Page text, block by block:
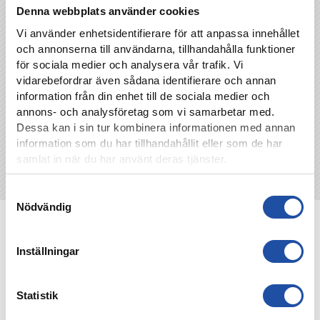
Denna webbplats använder cookies
Vi använder enhetsidentifierare för att anpassa innehållet
och annonserna till användarna, tillhandahålla funktioner
för sociala medier och analysera vår trafik. Vi
vidarebefordrar även sådana identifierare och annan
information från din enhet till de sociala medier och
annons- och analysföretag som vi samarbetar med.
Dessa kan i sin tur kombinera informationen med annan
information som du har tillhandahållit eller som de har
samlat in när du har använt deras tjänster.
Nödvändig
Inställningar
Statistik
TILLBAKA